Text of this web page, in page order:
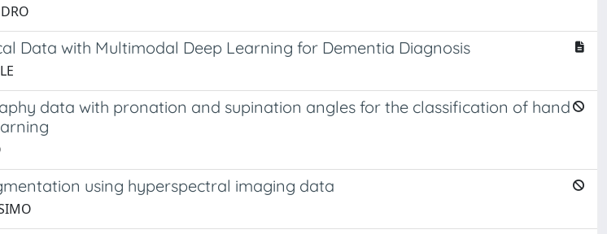
Data with Multimodal Deep Learning for Dementia Diagnosis
data with pronation and supination angles for the classification of hand
using hyperspectral imaging data